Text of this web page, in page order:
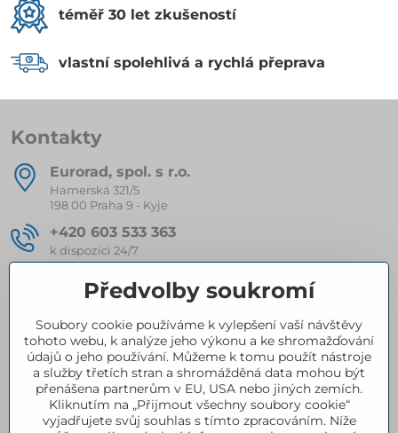
téměř 30 let zkušeností
vlastní spolehlivá a rychlá přeprava
Kontakty
Eurorad, spol​. s r​.o​.
Hamerská 321/5
198 00 Praha 9 - Kyje
+420 603 533 363
k dispozici 24/7
eurorad​@seznam​.cz
Kompletní nabídka produktů
Certifikace
Předvolby soukromí
Soubory cookie používáme k vylepšení vaší návštěvy
tohoto webu, k analýze jeho výkonu a ke shromažďování
údajů o jeho používání. Můžeme k tomu použít nástroje
a služby třetích stran a shromážděná data mohou být
přenášena partnerům v EU, USA nebo jiných zemích.
Kliknutím na „Přijmout všechny soubory cookie“
vyjadřujete svůj souhlas s tímto zpracováním. Níže